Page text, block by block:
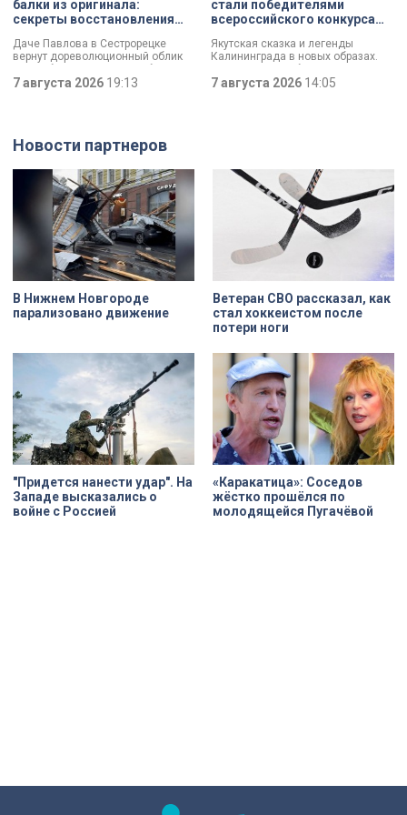
вандализмом.
балки из оригинала:
секреты восстановления
Даче Павлова в Сестрорецке
вернут дореволюционный облик
по особой программе «Рубль за
метр». Это льготная арендная
ставка, которая действует для
Александра Беглова, срок
договора рассчитан на 49 лет, из
которых за семь арендатор
должен полностью выполнить все
обязательства. Как
восстанавливают яркий пример
деревянного модерна и почему
эта история уникальна?
7 августа 2026 19:13
стали победителями
всероссийского конкурса
Якутская сказка и легенды
Калининграда в новых образах.
Два юных петербуржца стали
победителями всероссийского
конкурса «Моя страна — моя
7 августа 2026 14:05
Новости партнеров
В Нижнем Новгороде
парализовано движение
Ветеран СВО рассказал, как
стал хоккеистом после
потери ноги
"Придется нанести удар". На
Западе высказались о
войне с Россией
«Каракатица»: Соседов
жёстко прошёлся по
молодящейся Пугачёвой